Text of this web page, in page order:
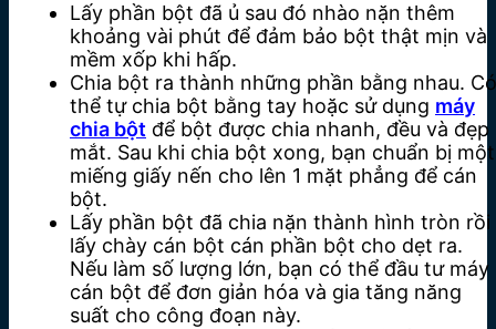
Lấy phần bột đã ủ sau đó nhào nặn thêm
khoảng vài phút để đảm bảo bột thật mịn và
mềm xốp khi hấp.
Chia bột ra thành những phần bằng nhau. Có
thể tự chia bột bằng tay hoặc sử dụng máy
chia bột để bột được chia nhanh, đều và đẹp
mắt. Sau khi chia bột xong, bạn chuẩn bị một
miếng giấy nến cho lên 1 mặt phẳng để cán
bột.
Lấy phần bột đã chia nặn thành hình tròn rồi
lấy chày cán bột cán phần bột cho dẹt ra.
Nếu làm số lượng lớn, bạn có thể đầu tư máy
cán bột để đơn giản hóa và gia tăng năng
suất cho công đoạn này.